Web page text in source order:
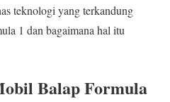
teknologi yang terkandung
1 dan bagaimana hal itu
Balap Formula